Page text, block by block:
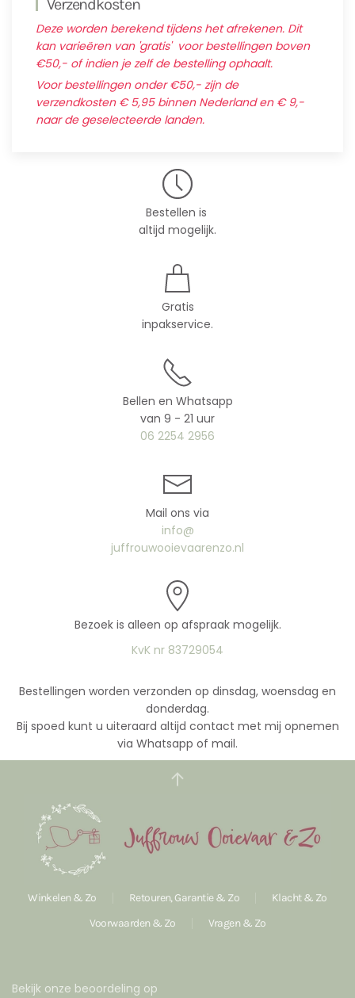
Verzendkosten
Deze worden berekend tijdens het afrekenen. Dit
kan varieëren van 'gratis' voor bestellingen boven
€50,- of indien je zelf de bestelling ophaalt.
Voor bestellingen onder €50,- zijn de
verzendkosten € 5,95 binnen Nederland en € 9,-
naar de geselecteerde landen.
Bestellen is
altijd mogelijk.
Gratis
inpakservice.
Bellen en Whatsapp
van 9 - 21 uur
06 2254 2956
Mail ons via
info@
juffrouwooievaarenzo.nl
Bezoek is alleen op afspraak mogelijk.
KvK nr 83729054
Bestellingen worden verzonden op dinsdag, woensdag en
donderdag.
Bij spoed kunt u uiteraard altijd contact met mij opnemen
via Whatsapp of mail.
Winkelen & Zo Retouren, Garantie & Zo
Klacht & Zo
Voorwaarden & Zo
Vragen & Zo
Bekijk onze beoordeling op